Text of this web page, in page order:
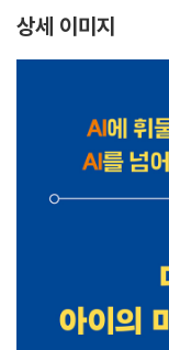
상세 이미지